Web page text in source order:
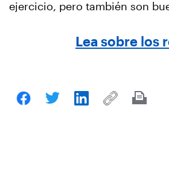
ejercicio, pero también son
Lea sobre los